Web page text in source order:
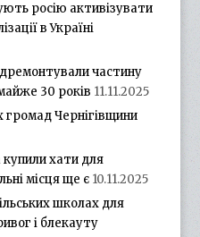
росію активізувати
в Україні
частину
30 років 11.11.2025
громад Чернігівщини
купили хати для
місця ще є 10.11.2025
школах для
і блекауту